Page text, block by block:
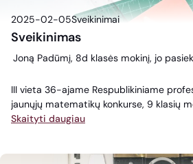
2025-02-05Sveikinimai
Sveikinimas
Joną Padūmį, 8d klasės mokinį, jo
III vieta 36-ajame Respublikiniame
jaunųjų matematikų konkurse, 9 klasių
Skaityti daugiau